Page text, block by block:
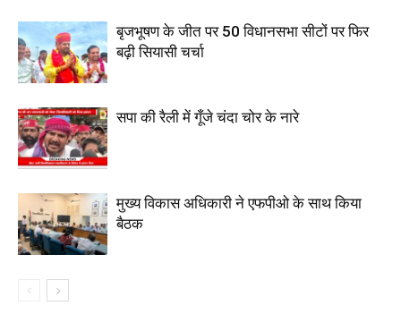
बृजभूषण के जीत पर 50 विधानसभा सीटों पर फिर
बढ़ी सियासी चर्चा
सपा की रैली में गूँजे चंदा चोर के नारे
मुख्य विकास अधिकारी ने एफपीओ के साथ किया
बैठक